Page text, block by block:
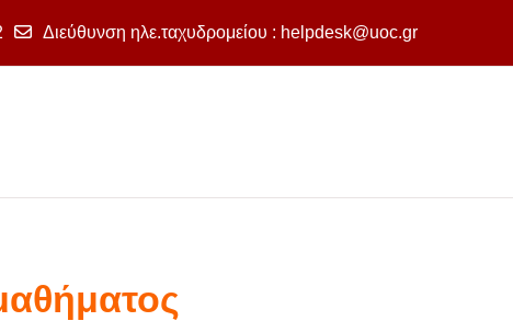
Διεύθυνση ηλε.ταχυδρομείου : helpdesk@uoc.gr